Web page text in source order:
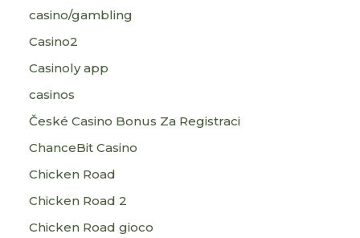
casino/gambling
Casino2
Casinoly app
casinos
České Casino Bonus Za Registraci
ChanceBit Casino
Chicken Road
Chicken Road 2
Chicken Road gioco